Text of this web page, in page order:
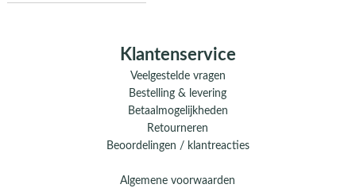
Klantenservice
Veelgestelde vragen
Bestelling & levering
Betaalmogelijkheden
Retourneren
Beoordelingen / klantreacties
Algemene voorwaarden